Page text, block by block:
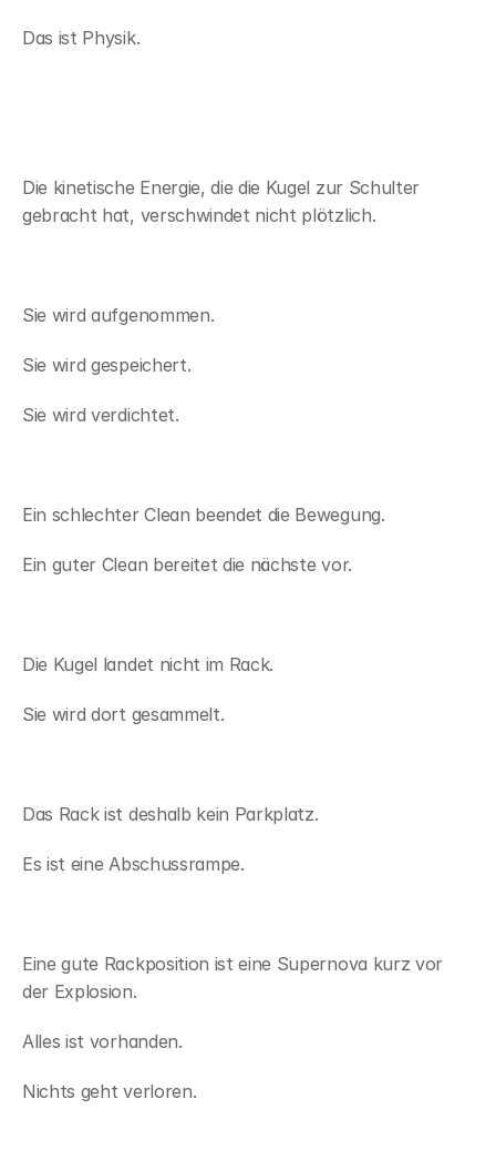
Das ist Physik.
Die kinetische Energie, die die Kugel zur Schulter
gebracht hat, verschwindet nicht plötzlich.
Sie wird aufgenommen.
Sie wird gespeichert.
Sie wird verdichtet.
Ein schlechter Clean beendet die Bewegung.
Ein guter Clean bereitet die nächste vor.
Die Kugel landet nicht im Rack.
Sie wird dort gesammelt.
Das Rack ist deshalb kein Parkplatz.
Es ist eine Abschussrampe.
Eine gute Rackposition ist eine Supernova kurz vor
der Explosion.
Alles ist vorhanden.
Nichts geht verloren.